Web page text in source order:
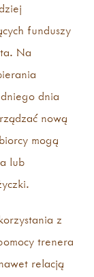
funduszy
Na
dnia
nową
mogą
lub
z
trenera
relacją